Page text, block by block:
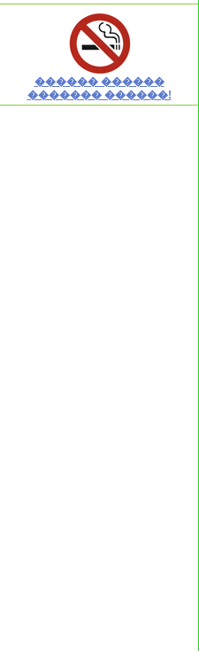
������ ������
������� ������!